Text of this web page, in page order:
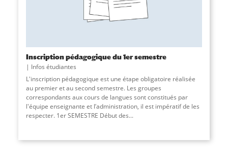
Inscription pédagogique du 1er semestre
Infos étudiantes
L'inscription pédagogique est une étape obligatoire réalisée
au premier et au second semestre. Les groupes
correspondants aux cours de langues sont constitués par
l'équipe enseignante et l’administration, il est impératif de les
respecter. 1er SEMESTRE Début des...